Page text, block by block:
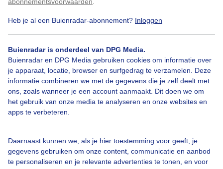
Heb je al een Buienradar-abonnement? Inloggen
Buienradar is onderdeel van DPG Media.
Buienradar en DPG Media gebruiken cookies om informatie over
je apparaat, locatie, browser en surfgedrag te verzamelen. Deze
informatie combineren we met de gegevens die je zelf deelt met
ons, zoals wanneer je een account aanmaakt. Dit doen we om
het gebruik van onze media te analyseren en onze websites en
apps te verbeteren.
Daarnaast kunnen we, als je hier toestemming voor geeft, je
gegevens gebruiken om onze content, communicatie en aanbod
te personaliseren en je relevante advertenties te tonen, en voor
Herfst Wolken Wind
Bekijk slideshow